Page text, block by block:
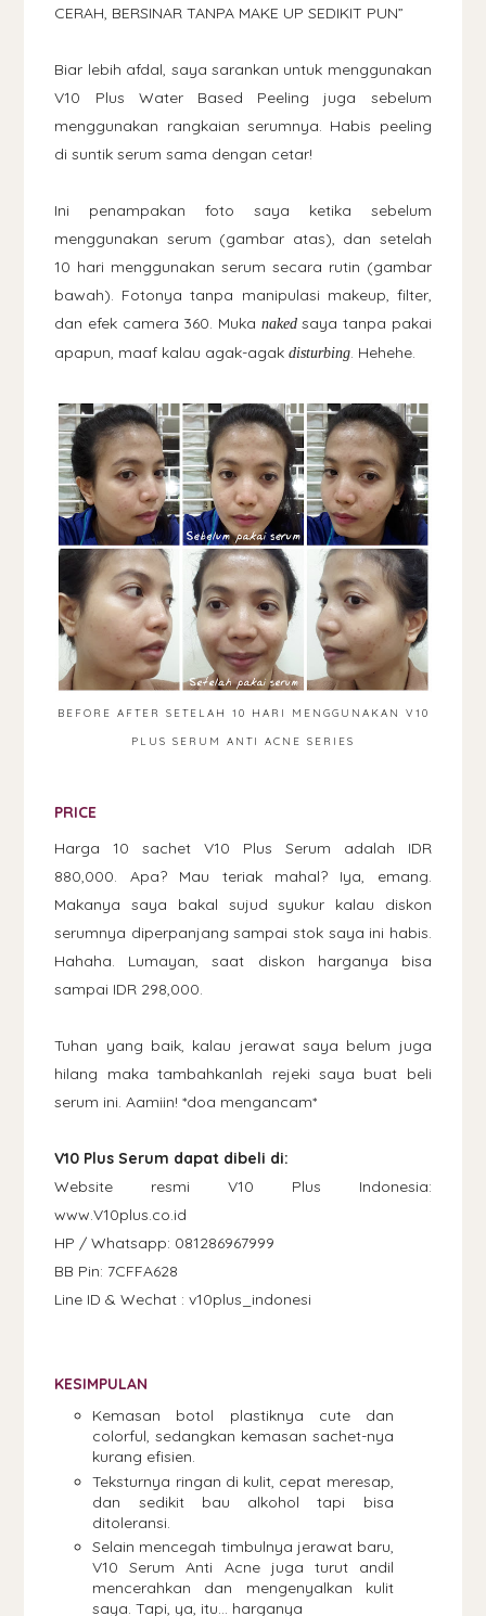
CERAH, BERSINAR TANPA MAKE UP SEDIKIT PUN”
Biar lebih afdal, saya sarankan untuk menggunakan
V10 Plus Water Based Peeling juga sebelum
menggunakan rangkaian serumnya. Habis peeling
di suntik serum sama dengan cetar!
Ini penampakan foto saya ketika sebelum
menggunakan serum (gambar atas), dan setelah
10 hari menggunakan serum secara rutin (gambar
bawah). Fotonya tanpa manipulasi makeup, filter,
dan efek camera 360. Muka nakedsaya tanpa pakai
apapun, maaf kalau agak-agakdisturbing. Hehehe.
BEFORE AFTER SETELAH 10 HARI MENGGUNAKAN V10
PLUS SERUM ANTI ACNE SERIES
PRICE
Harga 10 sachet V10 Plus Serum adalah IDR
880,000. Apa? Mau teriak mahal? Iya, emang.
Makanya saya bakal sujud syukur kalau diskon
serumnya diperpanjang sampai stok saya ini habis.
Hahaha. Lumayan, saat diskon harganya bisa
sampai IDR 298,000.
Tuhan yang baik, kalau jerawat saya belum juga
hilang maka tambahkanlah rejeki saya buat beli
serum ini. Aamiin! *doa mengancam*
V10 Plus Serum dapat dibeli di:
Website resmi V10 Plus Indonesia:
www.V10plus.co.id
HP / Whatsapp: 081286967999
BB Pin: 7CFFA628
Line ID & Wechat : v10plus_indonesi
KESIMPULAN
Kemasan botol plastiknya cute dan
colorful, sedangkan kemasan sachet-nya
kurang efisien.
Teksturnya ringan di kulit, cepat meresap,
dan sedikit bau alkohol tapi bisa
ditoleransi.
Selain mencegah timbulnya jerawat baru,
V10 Serum Anti Acne juga turut andil
mencerahkan dan mengenyalkan kulit
saya. Tapi, ya, itu... harganya